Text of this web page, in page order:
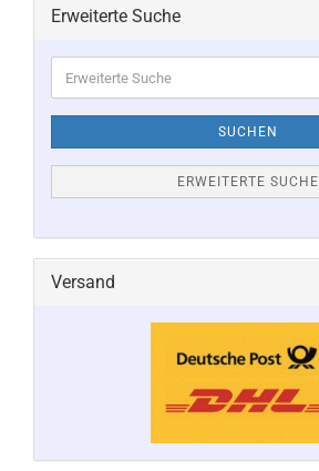
Erweiterte Suche
Suche
SUCHEN
ERWEITERTE SUCHE
Versand